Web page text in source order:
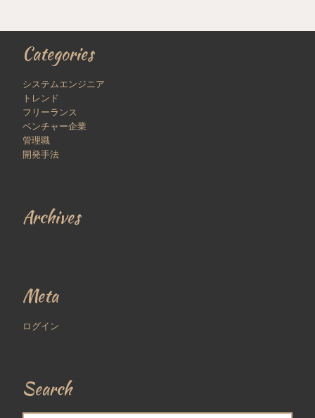
Categories
システムエンジニア
トレンド
フリーランス
ベンチャー企業
管理職
開発手法
Archives
Meta
ログイン
Search